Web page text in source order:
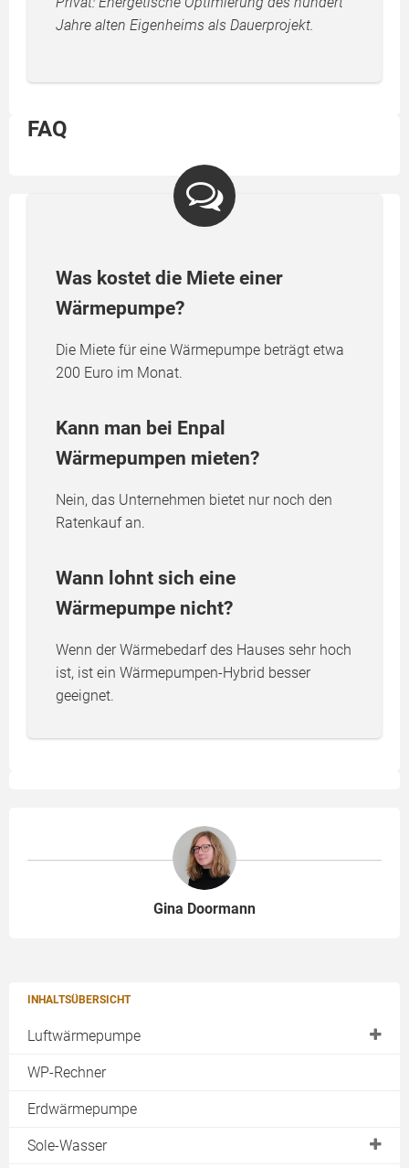
INHALTSÜBERSICHT
Luftwärmepumpe
Außenaufstellung
WP-Rechner
Erdwärmepumpe
Sole-Wasser
Jahre alten Eigenheims als Dauerprojekt.
FAQ
Was kostet die Miete einer
Wärmepumpe?
Die Miete für eine Wärmepumpe beträgt etwa
200 Euro im Monat.
Kann man bei Enpal
Wärmepumpen mieten?
Nein, das Unternehmen bietet nur noch den
Ratenkauf an.
Wann lohnt sich eine
Wärmepumpe nicht?
Wenn der Wärmebedarf des Hauses sehr hoch
ist, ist ein Wärmepumpen-Hybrid besser
geeignet.
Gina Doormann